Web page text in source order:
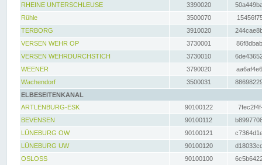
RHEINE UNTERSCHLEUSE
3390020
Rühle
3500070
TERBORG
3910020
VERSEN WEHR OP
3730001
VERSEN WEHRDURCHSTICH
3730010
WEENER
3790020
Wachendorf
3500031
ELBESEITENKANAL
ARTLENBURG-ESK
90100122
BEVENSEN
90100112
LÜNEBURG OW
90100121
LÜNEBURG UW
90100120
OSLOSS
90100100